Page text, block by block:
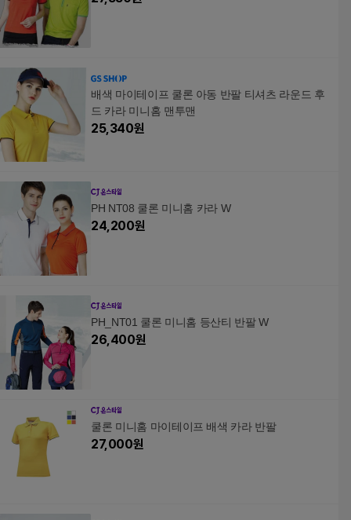
배색 마이테이프 쿨론 아동 반팔 티셔츠 라운드 후
드 카라 미니홈 맨투맨
25,340원
PH NT08 쿨론 미니홈 카라 W
24,200원
PH_NT01 쿨론 미니홈 등산티 반팔 W
26,400원
쿨론 미니홈 마이테이프 배색 카라 반팔
27,000원